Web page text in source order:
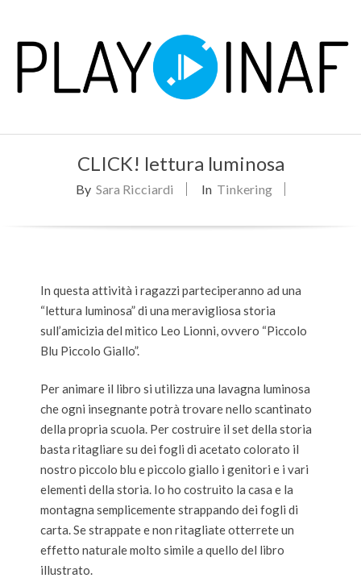
content
P
CLICK! lettura luminosa
By Sara Ricciardi In Tinkering
In questa attività i ragazzi parteciperanno ad una
“lettura luminosa” di una meravigliosa storia
sull’amicizia del mitico Leo Lionni, ovvero “Piccolo
Blu Piccolo Giallo”.
Per animare il libro si utilizza una lavagna luminosa
che ogni insegnante potrà trovare nello scantinato
della propria scuola. Per costruire il set della storia
basta ritagliare su dei fogli di acetato colorato il
nostro piccolo blu e piccolo giallo i genitori e i vari
elementi della storia. Io ho costruito la casa e la
montagna semplicemente strappando dei fogli di
carta. Se strappate e non ritagliate otterrete un
effetto naturale molto simile a quello del libro
illustrato.